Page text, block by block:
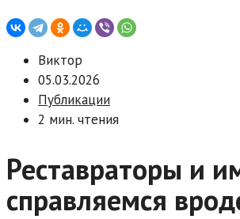
Виктор
05.03.2026
Публикации
2 мин. чтения
Реставраторы и
справляемся